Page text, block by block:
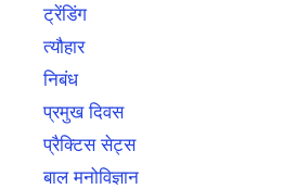
ट्रेंडिंग
त्यौहार
निबंध
प्रमुख दिवस
प्रैक्टिस सेट्स
बाल मनोविज्ञान